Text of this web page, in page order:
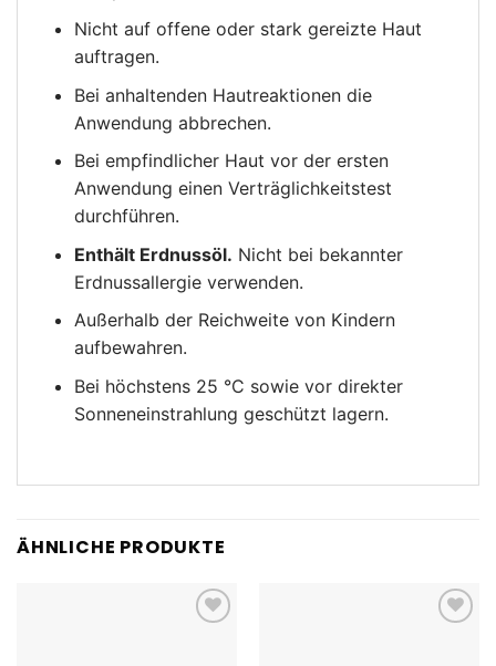
Nicht auf offene oder stark gereizte Haut
auftragen.
Bei anhaltenden Hautreaktionen die
Anwendung abbrechen.
Bei empfindlicher Haut vor der ersten
Anwendung einen Verträglichkeitstest
durchführen.
Enthält Erdnussöl. Nicht bei bekannter
Erdnussallergie verwenden.
Außerhalb der Reichweite von Kindern
aufbewahren.
Bei höchstens 25 °C sowie vor direkter
Sonneneinstrahlung geschützt lagern.
ÄHNLICHE PRODUKTE